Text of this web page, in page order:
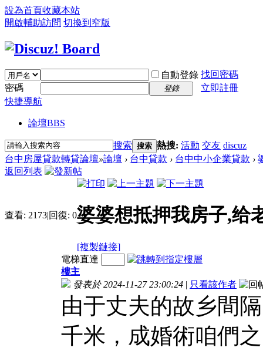
設為首頁收藏本站
開啟輔助訪問 切換到窄版
自動登錄 找回密碼
密碼
登錄
立即註冊
快捷導航
論壇BBS
搜索 搜索 熱搜: 活動 交友 discuz
台中房屋貸款轉貸論壇»論壇 › 台中貸款 › 台中中小企業貸款 ›
返回列表
查看: 2173|回復: 0婆婆想抵押我房子,给
[複製鏈接]
電梯直達
樓主
發表於 2024-11-27 23:00:24 | 只看該作者
由于丈夫的故乡間
千米，成婚術咱們